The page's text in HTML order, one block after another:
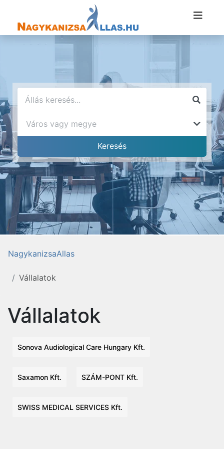
NagykanizsaAllas
Vállalatok
Vállalatok
Sonova Audiological Care Hungary Kft.
Saxamon Kft. SZÁM-PONT Kft.
SWISS MEDICAL SERVICES Kft.